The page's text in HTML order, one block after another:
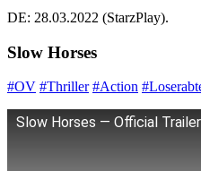
DE: 28.03.2022 (StarzPlay).
Slow Horses
#OV #Thriller #Action
Slow Horses — Official